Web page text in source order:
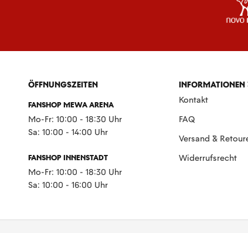
ÖFFNUNGSZEITEN
FANSHOP MEWA ARENA
Mo-Fr: 10:00 - 18:30 Uhr
Sa: 10:00 - 14:00 Uhr
FANSHOP INNENSTADT
Mo-Fr: 10:00 - 18:30 Uhr
Sa: 10:00 - 16:00 Uhr
INFORMATIONEN
Kontakt
FAQ
Versand &
Widerrufsrecht